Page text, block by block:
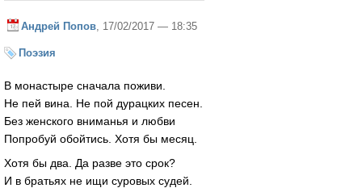
Андрей Попов , 17/02/2017 — 18:35
Поэзия
В монастыре сначала поживи.
Не пей вина. Не пой дурацких песен.
Без женского вниманья и любви
Попробуй обойтись. Хотя бы месяц.
Хотя бы два. Да разве это срок?
И в братьях не ищи суровых судей.